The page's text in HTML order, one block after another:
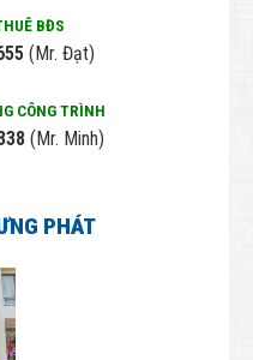
BĐS
(Mr. Đạt)
CÔNG TRÌNH
(Mr. Minh)
PHÁT